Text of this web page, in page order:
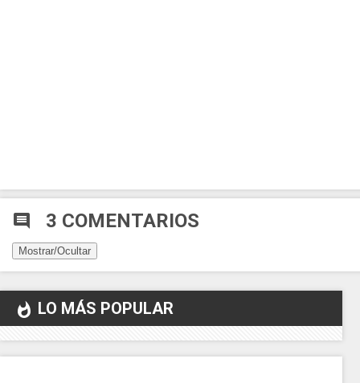
comment 3 COMENTARIOS
Mostrar/Ocultar
whatshot LO MÁS POPULAR